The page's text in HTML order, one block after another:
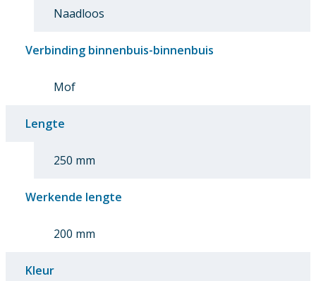
Naadloos
Verbinding binnenbuis-binnenbuis
Mof
Lengte
250 mm
Werkende lengte
200 mm
Kleur